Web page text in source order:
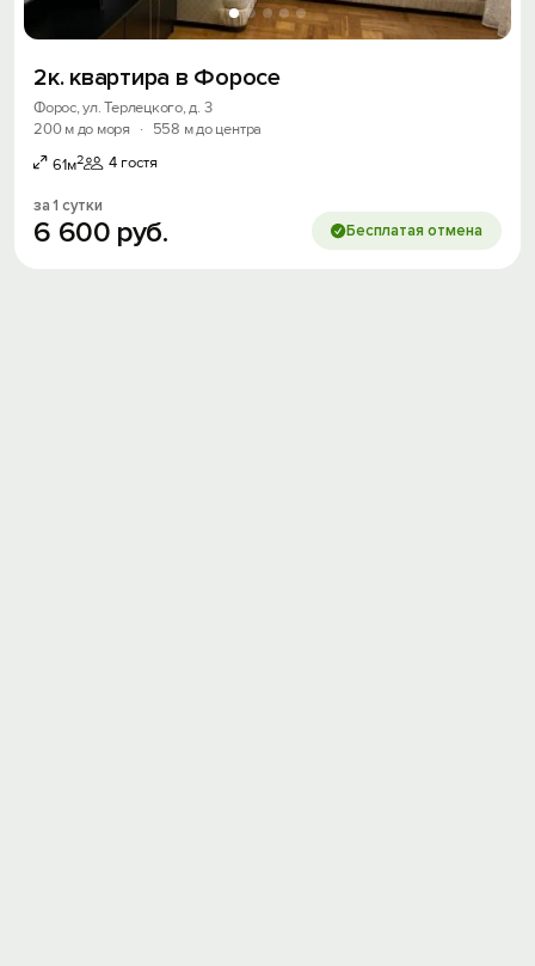
2к. квартира в Форосе
Форос, ул. Терлецкого, д. 3
200 м до моря
·
558 м до центра
61м2 4 гостя
за 1 сутки
6 600 руб. Бесплатая отмена
Скидка −5%
промокод на первое бронирование!